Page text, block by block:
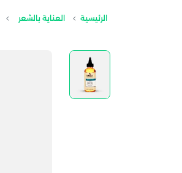
الرئيسية العناية بالشعر